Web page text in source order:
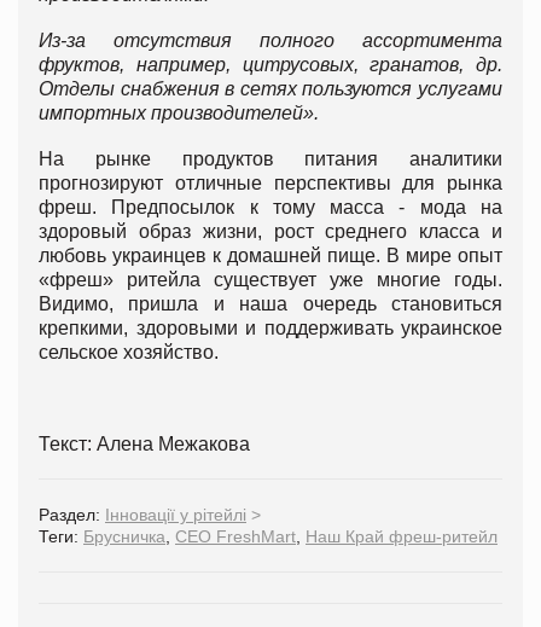
Из-за отсутствия полного ассортимента
фруктов, например, цитрусовых, гранатов, др.
Отделы снабжения в сетях пользуются услугами
импортных производителей».
На рынке продуктов питания аналитики
прогнозируют отличные перспективы для рынка
фреш. Предпосылок к тому масса - мода на
здоровый образ жизни, рост среднего класса и
любовь украинцев к домашней пище. В мире опыт
«фреш» ритейла существует уже многие годы.
Видимо, пришла и наша очередь становиться
крепкими, здоровыми и поддерживать украинское
сельское хозяйство.
Текст: Алена Межакова
Раздел: Інновації у рітейлі >
Теги: Брусничка CEO FreshMart Наш Край фреш-ритейл